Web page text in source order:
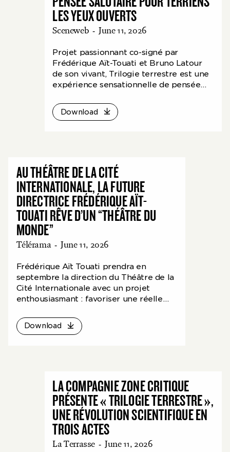
LES YEUX OUVERTS
Sceneweb - June 11, 2026
Projet passionnant co-signé par
Frédérique Aït-Touati et Bruno Latour
de son vivant, Trilogie terrestre est une
expérience sensationnelle de pensée
conférences du chercheur dans un
écrin-écran où se projettent nos
Download
AU THÉÂTRE DE LA CITÉ
INTERNATIONALE, LA FUTURE
DIRECTRICE FRÉDÉRIQUE AÏT-
TOUATI RÊVE D’UN “THÉÂTRE DU
MONDE”
Télérama - June 11, 2026
Frédérique Aït Touati prendra en
septembre la direction du Théâtre de la
Cité Internationale avec un projet
enthousiasmant : favoriser une réelle
sciences. Entretien.
Download
LA COMPAGNIE ZONE CRITIQUE
PRÉSENTE « TRILOGIE TERRESTRE »,
UNE RÉVOLUTION SCIENTIFIQUE EN
TROIS ACTES
La Terrasse - June 11, 2026